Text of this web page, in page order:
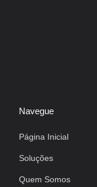
Navegue
Página Inicial
Soluções
Quem Somos